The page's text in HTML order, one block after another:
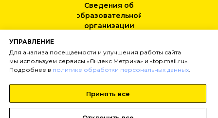
Тел: +7 (499) 495-25-01
Сведения об
образовательной
организации
УПРАВЛЕНИЕ
Для анализа посещаемости и улучшения работы сайта
мы используем сервисы «Яндекс Метрика» и «top.mail.ru».
Подробнее в политике обработки персональных данных
Принять все